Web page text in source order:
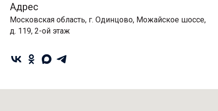
Адрес
Московская область, г. Одинцово, Можайское шоссе,
д. 119, 2-ой этаж